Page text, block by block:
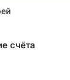
счёта